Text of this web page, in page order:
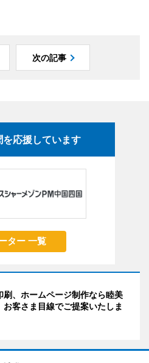
次の記事
を応援しています
ター 一覧
刷、ホームページ制作なら睦美
お客さま目線でご提案いたしま